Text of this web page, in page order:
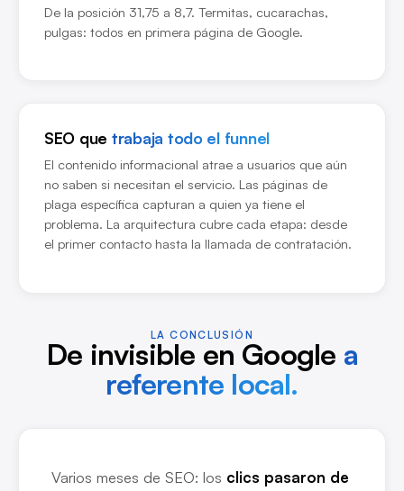
De la posición 31,75 a 8,7. Termitas, cucarachas,
pulgas: todos en primera página de Google.
SEO que trabaja todo el funnel
El contenido informacional atrae a usuarios que aún
no saben si necesitan el servicio. Las páginas de
plaga específica capturan a quien ya tiene el
problema. La arquitectura cubre cada etapa: desde
el primer contacto hasta la llamada de contratación.
LA CONCLUSIÓN
De invisible en Google a
referente local.
Varios meses de SEO: los clics pasaron de